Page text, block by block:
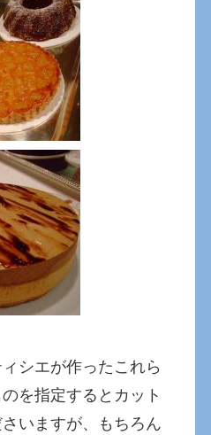
シエが作ったこれら
を指定するとカット
いますが、もちろん